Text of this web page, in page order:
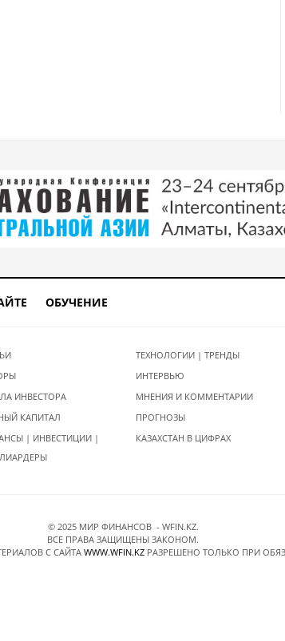
ОБУЧЕНИЕ
ИНВЕСТОРА
КАПИТАЛ
| ИНВЕСТИЦИИ |
ТЕХНОЛОГИИ | ТРЕНДЫ
ИНТЕРВЬЮ
МНЕНИЯ И КОММЕНТАРИИ
ПРОГНОЗЫ
КАЗАХСТАН В ЦИФРАХ
© 2025 МИР ФИНАНСОВ - WFIN.KZ.
ВСЕ ПРАВА ЗАЩИЩЕНЫ ЗАКОНОМ.
C САЙТА WWW.WFIN.KZ РАЗРЕШЕНО ТОЛЬКО ПРИ